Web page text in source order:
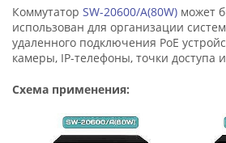
Коммутатор SW-20600/A(80W) может
использован для организации
удаленного подключения PoE
камеры, IP-телефоны, точки доступа
Схема применения: